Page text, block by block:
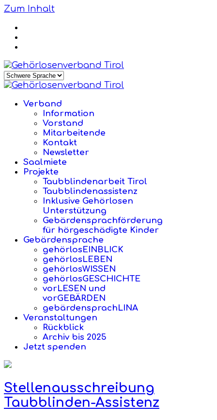
Zum Inhalt
Verband
Information
Vorstand
Mitarbeitende
Kontakt
Newsletter
Saalmiete
Projekte
Taubblindenarbeit Tirol
Taubblindenassistenz
Inklusive Gehörlosen
Unterstützung
Gebärdensprachförderung
für hörgeschädigte Kinder
Gebärdensprache
gehörlosEINBLICK
gehörlosLEBEN
gehörlosWISSEN
gehörlosGESCHICHTE
vorLESEN und
vorGEBÄRDEN
gebärdensprachLINA
Veranstaltungen
Rückblick
Archiv bis 2025
Jetzt spenden
Stellenausschreibung
Taubblinden-Assistenz